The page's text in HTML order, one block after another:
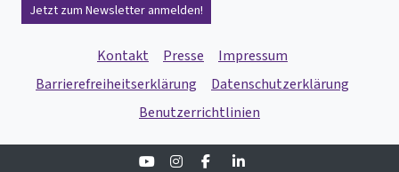
Jetzt zum Newsletter anmelden!
Kontakt Presse
Impressum
Barrierefreiheitserklärung
Datenschutzerklärung
Benutzerrichtlinien
YoutubeInstagramFacebook